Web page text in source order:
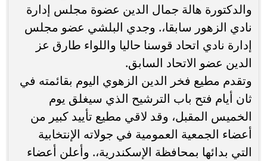
والدكتورة هالة جمال الدين عضوة مجلس إدارة
نادي الزهور سابقا،. وجدي البلشي عضو مجلس
إدارة نادي اتحاد قوسنا حاليا واللواء طارق عز
الدين عضو الاتحاد السابق.
وتقدم مطيع فخر الدين الزهوي اليوم بقائمته في
ثان أيام فتح باب الترشيح الذي سيغلق يوم
الخميس المقبل، وقد لاقي مطيع تأييد كبير من
أعضاء الجمعية العمومية في جولاته الإنتخابية
التي بدائها بمحافظة الإسكندرية،. وأعلن أعضاء